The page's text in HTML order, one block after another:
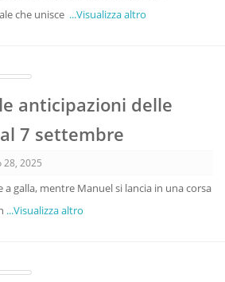
che unisce ...Visualizza altro
anticipazioni delle
7 settembre
28, 2025
galla, mentre Manuel si lancia in una corsa
...Visualizza altro